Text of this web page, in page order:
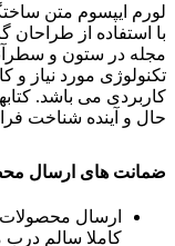
لورم ایپسوم متن
با استفاده از طراحان
مجله در ستون و
تکنولوژی مورد نیاز و
کاربردی می باشد.
حال و آینده شناخت
ضمانت های ارسال
ارسال
کاملا سالم درب